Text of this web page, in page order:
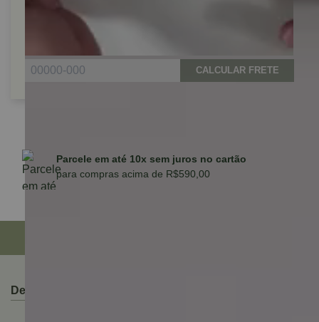
CALCULAR FRETE
Parcele em até 10x sem juros no cartão
para compras acima de R$590,00
Descrição do Produto